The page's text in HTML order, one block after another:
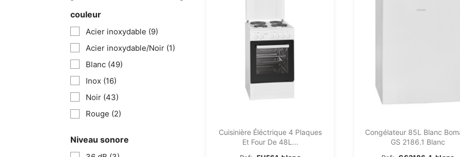
couleur
Acier inoxydable (9)
Acier inoxydable/Noir (1)
Blanc (49)
Inox (16)
Noir (43)
Rouge (2)
Niveau sonore
Cuisinière Éléctrique 4 Plaques
Et Four De 48L...
Congélateur 85L Blanc
GS 2186.1 Blanc